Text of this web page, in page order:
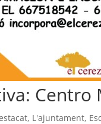
Centro
, L'ajuntament,